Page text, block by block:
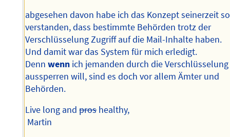
abgesehen davon habe ich das Konzept seinerzeit so
verstanden, dass bestimmte Behörden trotz der
Verschlüsselung Zugriff auf die Mail-Inhalte haben.
Und damit war das System für mich erledigt.
Dennwenn ich jemanden durch die Verschlüsselung
aussperren will, sind es doch vor allem Ämter und
Behörden.
Live long andproshealthy,
Martin